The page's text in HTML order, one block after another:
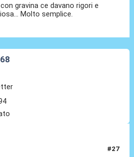
gravina ce davano rigori e
Molto semplice.
#27